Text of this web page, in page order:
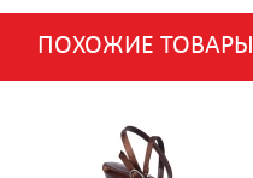
ПОХОЖИЕ ТОВАРЫ